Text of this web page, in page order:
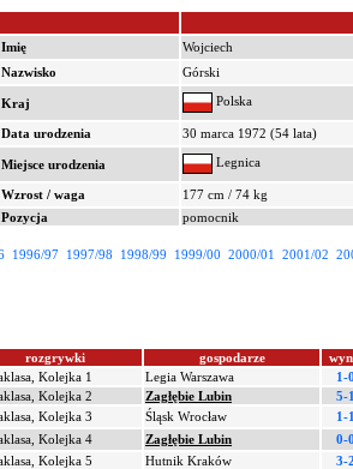
Imię
Wojciech
Nazwisko
Górski
Kraj Polska
Data urodzenia 30 marca 1972 (54 lata)
Miejsce urodzenia Legnica
Wzrost / waga
177 cm / 74 kg
Pozycja pomocnik
1996/97 1997/98 1998/99 1999/00 2000/01 2001/02
rozgrywki gospodarze
Kolejka 1 Legia Warszawa
1-
Kolejka 2 Zagłębie Lubin
5-
Kolejka 3 Śląsk Wrocław
1-
Kolejka 4 Zagłębie Lubin
0-
Kolejka 5 Hutnik Kraków
3-